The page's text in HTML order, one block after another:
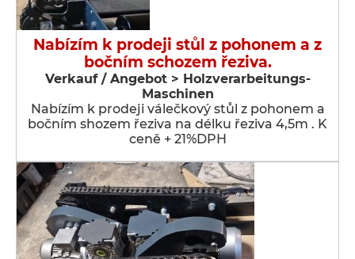
Nabízím k prodeji stůl z pohonem a z
bočním schozem řeziva.
Verkauf / Angebot > Holzverarbeitungs-
Maschinen
Nabízím k prodeji válečkový stůl z pohonem a
bočním shozem řeziva na délku řeziva 4,5m . K
ceně + 21%DPH